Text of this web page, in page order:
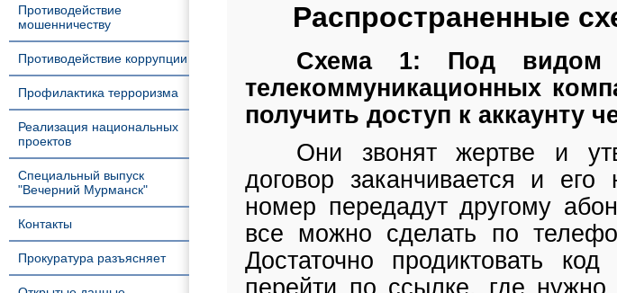
Противодействие
мошенничеству
Противодействие коррупции
Профилактика терроризма
Реализация национальных
проектов
Специальный выпуск
"Вечерний Мурманск"
Контакты
Прокуратура разъясняет
Распространенные
Схема 1: Под видом
телекоммуникационных
получить доступ к аккаунту
Они звонят жертве и
договор заканчивается и
номер передадут другому
все можно сделать по
Достаточно продиктовать
перейти по ссылке, где